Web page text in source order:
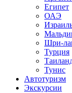
Египет
ОАЭ
Шри-
Турция
Тунис
Автотуризм
Экскурсии